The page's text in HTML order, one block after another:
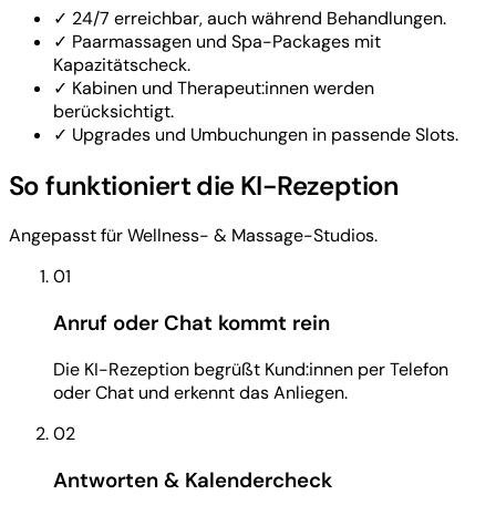
✓ 24/7 erreichbar, auch während Behandlungen.
✓ Paarmassagen und Spa-Packages mit
Kapazitätscheck.
✓ Kabinen und Therapeut:innen werden
berücksichtigt.
✓ Upgrades und Umbuchungen in passende Slots.
So funktioniert die KI-Rezeption
Angepasst für Wellness- & Massage-Studios.
01
Anruf oder Chat kommt rein
Die KI-Rezeption begrüßt Kund:innen per Telefon
oder Chat und erkennt das Anliegen.
02
Antworten & Kalendercheck